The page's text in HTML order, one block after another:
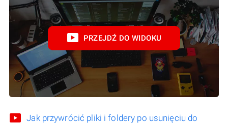
PRZEJDŹ DO WIDOKU
Jak przywrócić pliki i foldery po usunięciu do